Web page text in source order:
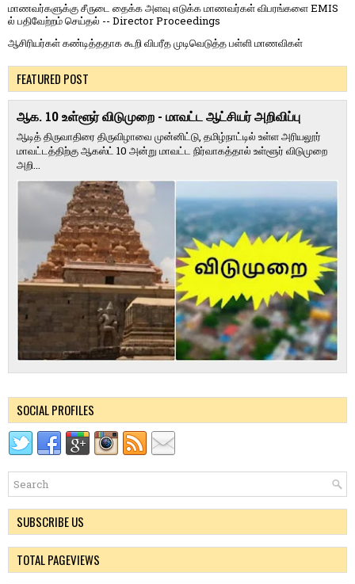
மாணவர்களுக்கு சீருடை தைக்க அளவு எடுக்க மாணவர்கள் விபரங்களை EMIS
ல் பதிவேற்றம் செய்தல் -- Director Proceedings
ஆசிரியர்கள் கண்டித்ததாக கூறி விபரீத முடிவெடுத்த பள்ளி மாணவிகள்
FEATURED POST
ஆக. 10 உள்ளூர் விடுமுறை - மாவட்ட ஆட்சியர் அறிவிப்பு
ஆடித் திருவாதிரை திருவிழாவை முன்னிட்டு, தமிழ்நாட்டில் உள்ள அரியலூர்
மாவட்டத்திற்கு ஆகஸ்ட் 10 அன்று மாவட்ட நிர்வாகத்தால் உள்ளூர் விடுமுறை
அறி...
SOCIAL PROFILES
SUBSCRIBE US
TOTAL PAGEVIEWS